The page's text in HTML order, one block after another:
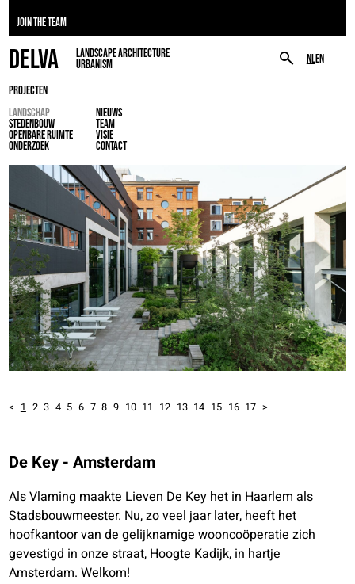
JOIN THE TEAM
NLEN
DELVA
LANDSCAPE ARCHITECTURE
URBANISM
PROJECTEN
LANDSCHAP
STEDENBOUW
OPENBARE RUIMTE
ONDERZOEK
NIEUWS
TEAM
VISIE
CONTACT
< 1 2 3 4 5 6 7 8 9 10 11 12 13 14 15 16 17 >
De Key - Amsterdam
Als Vlaming maakte Lieven De Key het in Haarlem als
Stadsbouwmeester. Nu, zo veel jaar later, heeft het
hoofkantoor van de gelijknamige wooncoöperatie zich
gevestigd in onze straat, Hoogte Kadijk, in hartje
Amsterdam. Welkom!